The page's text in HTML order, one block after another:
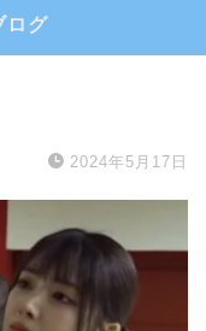
ログ
2024年5月17日